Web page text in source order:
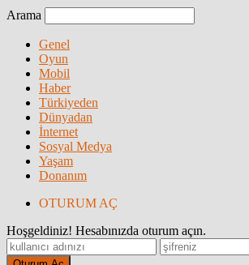
Arama
Genel
Oyun
Mobil
Haber
Türkiyeden
Dünyadan
İnternet
Sosyal Medya
Yaşam
Donanım
OTURUM AÇ
Hoşgeldiniz! Hesabınızda oturum açın.